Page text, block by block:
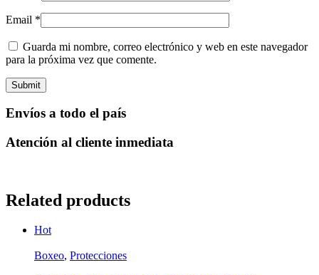
Email *
Guarda mi nombre, correo electrónico y web en este navegador
para la próxima vez que comente.
Envíos a todo el país
Atención al cliente inmediata
Related products
Hot
Boxeo, Protecciones